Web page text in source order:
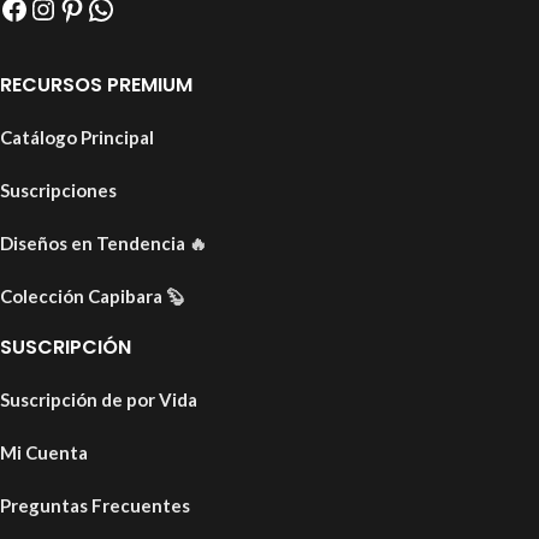
RECURSOS PREMIUM
Catálogo Principal
Suscripciones
Diseños en Tendencia 🔥
Colección Capibara 🦫
SUSCRIPCIÓN
Suscripción de por Vida
Mi Cuenta
Preguntas Frecuentes